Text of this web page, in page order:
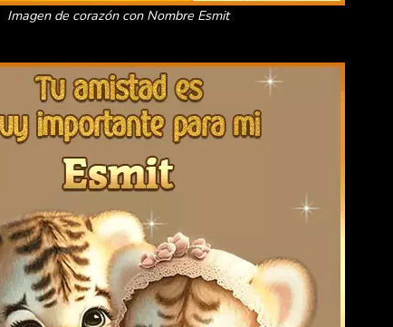
Imagen de corazón con Nombre Esmit